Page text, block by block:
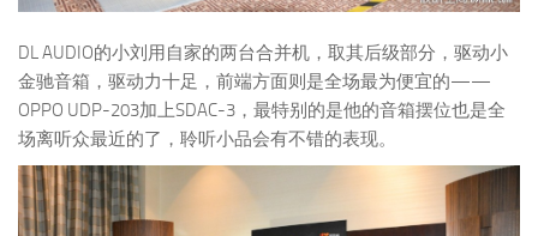
DL AUDIO的小刘用自家的两台合并机，取其后级部分，驱动小
金驰音箱，驱动力十足，前端方面则是全场最为便宜的——
OPPO UDP-203加上SDAC-3，最特别的是他的音箱摆位也是全
场离听众最近的了，聆听小品会有不错的表现。